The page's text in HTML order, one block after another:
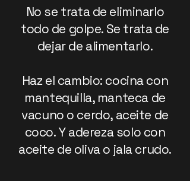
No se trata de eliminarlo
todo de golpe. Se trata de
dejar de alimentarlo.
Haz el cambio: cocina con
mantequilla, manteca de
vacuno o cerdo, aceite de
coco. Y adereza solo con
aceite de oliva o jala crudo.